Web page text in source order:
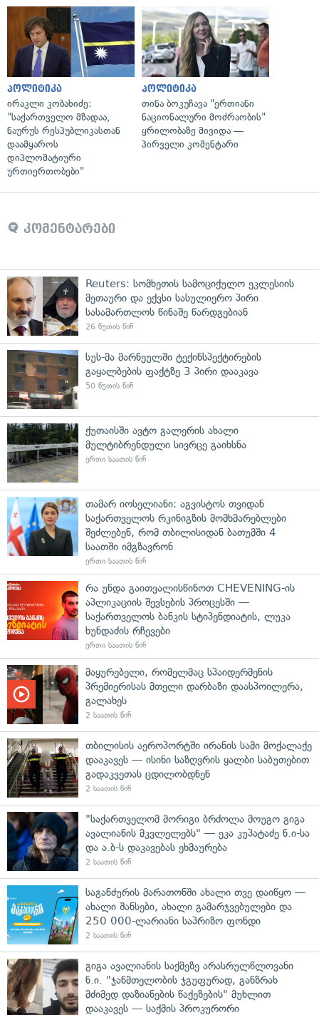
პოლიტიკა
ირაკლი კობახიძე:
"საქართველო მზადაა,
ნაურუს რესპუბლიკასთან
დაამყაროს
დიპლომატიური
ურთიერთობები"
პოლიტიკა
თინა ბოკუჩავა "ერთიანი
ნაციონალური მოძრაობის"
ყრილობაზე მივიდა —
პირველი კომენტარი
კომენტარები
Reuters: სომხეთის სამოციქულო ეკლესიის
მეთაური და ექვსი სასულიერო პირი
სასამართლოს წინაშე წარდგებიან
26 წუთის წინ
სუს-მა მარნეულში ტექინსპექტირების
გაყალბების ფაქტზე 3 პირი დააკავა
50 წუთის წინ
ქუთაისში ავტო გალერის ახალი
მულტიბრენდული სივრცე გაიხსნა
ერთი საათის წინ
თამარ იოსელიანი: აგვისტოს თვიდან
საქართველოს რკინიგზის მომხმარებლები
შეძლებენ, რომ თბილისიდან ბათუმში 4
საათში იმგზავრონ
ერთი საათის წინ
რა უნდა გაითვალისწინოთ CHEVENING-ის
აპლიკაციის შევსების პროცესში —
საქართველოს ბანკის სტიპენდიატის, ლუკა
ხუნდაძის რჩევები
ერთი საათის წინ
მაყურებელი, რომელმაც სპაიდერმენის
პრემიერისას მთელი დარბაზი დაასპოილერა,
გალახეს
2 საათის წინ
თბილისის აეროპორტში ირანის სამი მოქალაქე
დააკავეს — ისინი საზღვრის ყალბი საბუთებით
გადაკვეთას ცდილობდნენ
2 საათის წინ
"საქართველომ მორიგი ბრძოლა მოუგო გიგა
ავალიანის მკვლელებს" — ეკა კუპატაძე ნ.ი-სა
და ა.ბ-ს დაკავებას ეხმაურება
2 საათის წინ
საგანძურის მარათონში ახალი თვე დაიწყო —
ახალი შანსები, ახალი გამარჯვებულები და
250 000-ლარიანი საპრიზო ფონდი
2 საათის წინ
გიგა ავალიანის საქმეზე არასრულწლოვანი
ნ.ი. "ჯანმთელობის ჯგუფურად, განზრახ
მძიმედ დაზიანების წაქეზების" მუხლით
დააკავეს — საქმის პროკურორი